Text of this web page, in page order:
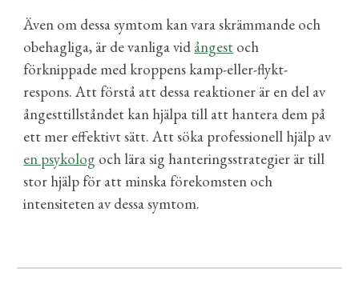
Även om dessa symtom kan vara skrämmande och
obehagliga, är de vanliga vid ångest och
förknippade med kroppens kamp-eller-flykt-
respons. Att förstå att dessa reaktioner är en del av
ångesttillståndet kan hjälpa till att hantera dem på
ett mer effektivt sätt. Att söka professionell hjälp av
en psykolog och lära sig hanteringsstrategier är till
stor hjälp för att minska förekomsten och
intensiteten av dessa symtom.